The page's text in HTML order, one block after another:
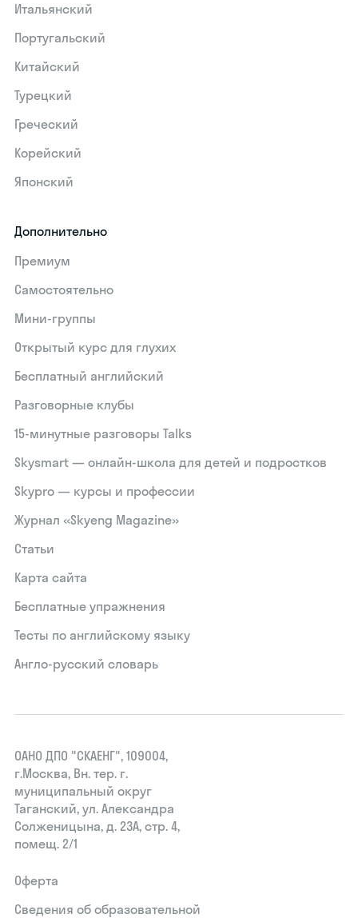
Итальянский
Португальский
Китайский
Турецкий
Греческий
Корейский
Японский
Дополнительно
Премиум
Самостоятельно
Мини-группы
Открытый курс для глухих
Бесплатный английский
Разговорные клубы
15‑минутные разговоры Talks
Skysmart — онлайн-школа для детей и подростков
Skypro — курсы и профессии
Журнал «Skyeng Magazine»
Статьи
Карта сайта
Бесплатные упражнения
Тесты по английскому языку
Англо-русский словарь
ОАНО ДПО "СКАЕНГ", 109004,
г.Москва, Вн. тер. г.
муниципальный округ
Таганский, ул. Александра
Солженицына, д. 23А, стр. 4,
помещ. 2/1
Оферта
Сведения об образовательной